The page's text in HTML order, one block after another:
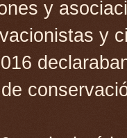
y
y